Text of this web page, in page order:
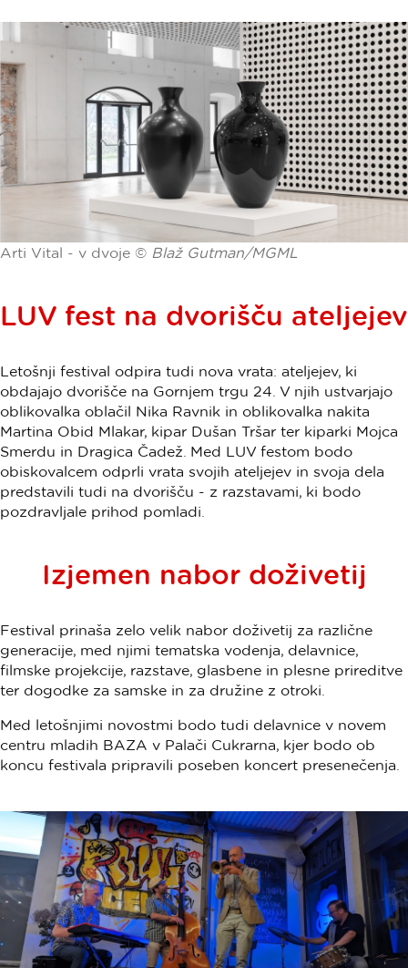
Arti Vital - v dvoje © Blaž Gutman/MGML
LUV fest na dvorišču ateljejev
Letošnji festival odpira tudi nova vrata: ateljejev, ki
obdajajo dvorišče na Gornjem trgu 24. V njih ustvarjajo
oblikovalka oblačil Nika Ravnik in oblikovalka nakita
Martina Obid Mlakar, kipar Dušan Tršar ter kiparki Mojca
Smerdu in Dragica Čadež. Med LUV festom bodo
obiskovalcem odprli vrata svojih ateljejev in svoja dela
predstavili tudi na dvorišču - z razstavami, ki bodo
pozdravljale prihod pomladi.
Izjemen nabor doživetij
Festival prinaša zelo velik nabor doživetij za različne
generacije, med njimi tematska vodenja, delavnice,
filmske projekcije, razstave, glasbene in plesne prireditve
ter dogodke za samske in za družine z otroki.
Med letošnjimi novostmi bodo tudi delavnice v novem
centru mladih BAZA v Palači Cukrarna, kjer bodo ob
koncu festivala pripravili poseben koncert presenečenja.